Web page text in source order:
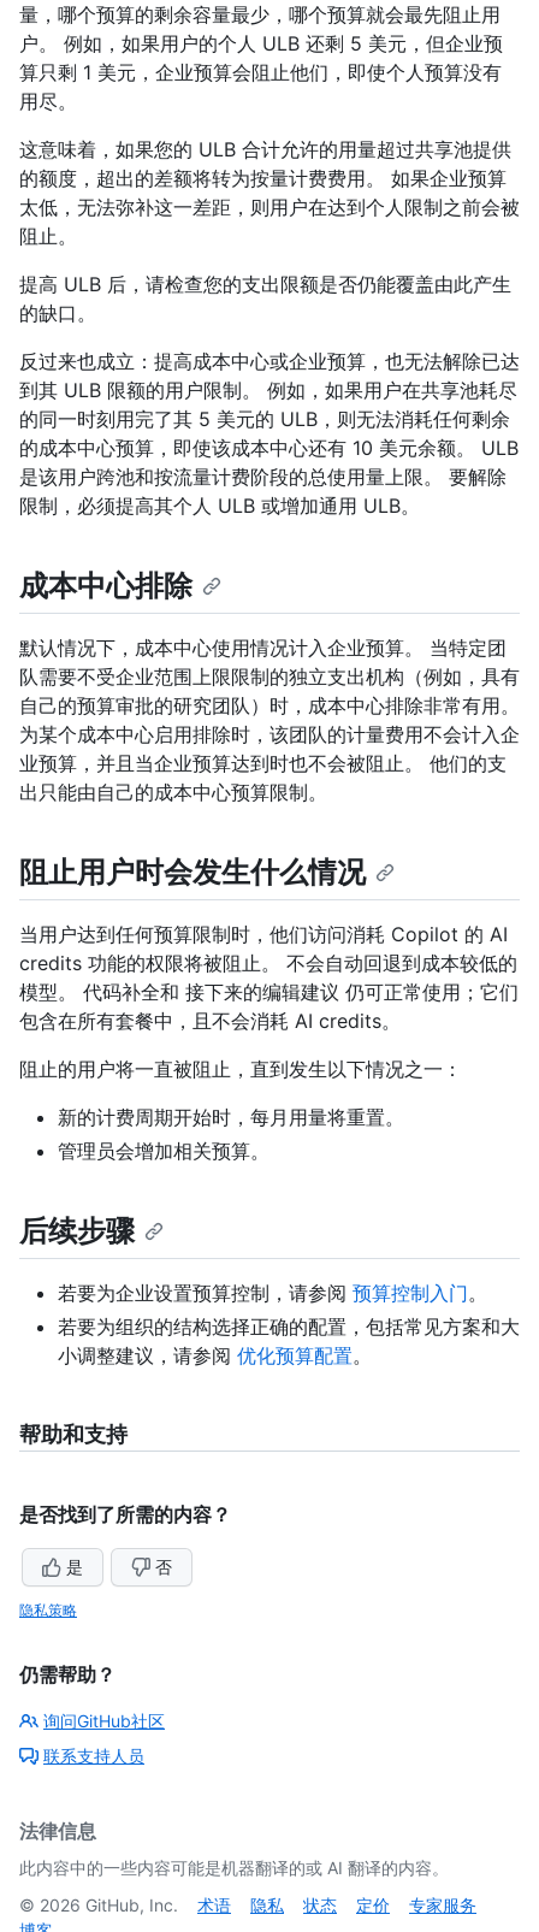
量，哪个预算的剩余容量最少，哪个预算就会最先阻止用
户。 例如，如果用户的个人 ULB 还剩 5 美元，但企业预
算只剩 1 美元，企业预算会阻止他们，即使个人预算没有
用尽。
这意味着，如果您的 ULB 合计允许的用量超过共享池提供
的额度，超出的差额将转为按量计费费用。 如果企业预算
太低，无法弥补这一差距，则用户在达到个人限制之前会被
阻止。
提高 ULB 后，请检查您的支出限额是否仍能覆盖由此产生
的缺口。
反过来也成立：提高成本中心或企业预算，也无法解除已达
到其 ULB 限额的用户限制。 例如，如果用户在共享池耗尽
的同一时刻用完了其 5 美元的 ULB，则无法消耗任何剩余
的成本中心预算，即使该成本中心还有 10 美元余额。 ULB
是该用户跨池和按流量计费阶段的总使用量上限。 要解除
限制，必须提高其个人 ULB 或增加通用 ULB。
成本中心排除
默认情况下，成本中心使用情况计入企业预算。 当特定团
队需要不受企业范围上限限制的独立支出机构（例如，具有
自己的预算审批的研究团队）时，成本中心排除非常有用。
为某个成本中心启用排除时，该团队的计量费用不会计入企
业预算，并且当企业预算达到时也不会被阻止。 他们的支
出只能由自己的成本中心预算限制。
阻止用户时会发生什么情况
当用户达到任何预算限制时，他们访问消耗 Copilot 的 AI
credits 功能的权限将被阻止。 不会自动回退到成本较低的
模型。 代码补全和 接下来的编辑建议 仍可正常使用；它们
包含在所有套餐中，且不会消耗 AI credits。
阻止的用户将一直被阻止，直到发生以下情况之一：
新的计费周期开始时，每月用量将重置。
管理员会增加相关预算。
后续步骤
若要为企业设置预算控制，请参阅 预算控制入门。
若要为组织的结构选择正确的配置，包括常见方案和大
小调整建议，请参阅 优化预算配置。
帮助和支持
是否找到了所需的内容？
是 否
隐私策略
仍需帮助？
询问GitHub社区
联系支持人员
法律信息
此内容中的一些内容可能是机器翻译的或 AI 翻译的内容。
© 2026 GitHub, Inc. 术语 隐私 状态 定价
专家服务